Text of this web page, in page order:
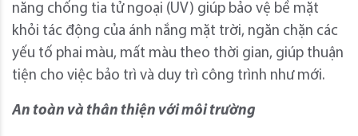
năng chống tia tử ngoại (UV) giúp bảo vệ bề mặt
khỏi tác động của ánh nắng mặt trời, ngăn chặn các
yếu tố phai màu, mất màu theo thời gian, giúp thuận
tiện cho việc bảo trì và duy trì công trình như mới.
An toàn và thân thiện với môi trường